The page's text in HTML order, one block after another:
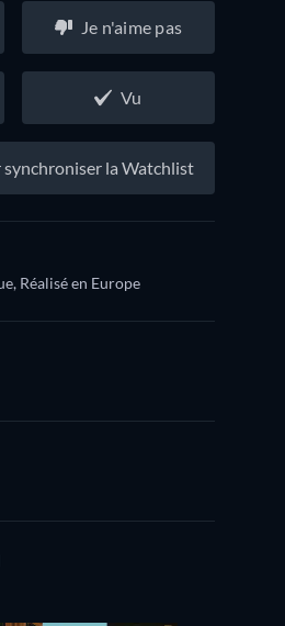
Je n'aime pas
Vu
synchroniser la Watchlist
Réalisé en Europe